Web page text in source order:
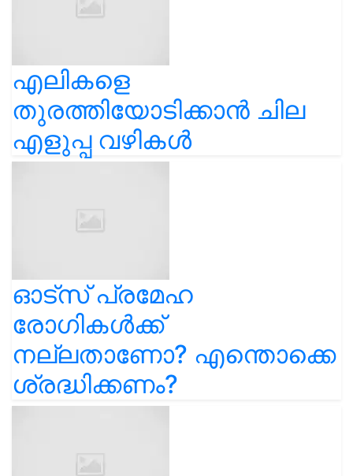
എലികളെ
തുരത്തിയോടിക്കാൻ ചില
എളുപ്പ വഴികൾ
ഓട്സ് പ്രമേഹ
രോഗികൾക്ക്
നല്ലതാണോ? എന്തൊക്കെ
ശ്രദ്ധിക്കണം?